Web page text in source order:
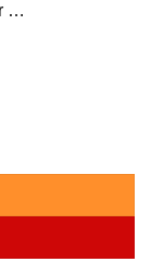
…
ĐÀO số lượng